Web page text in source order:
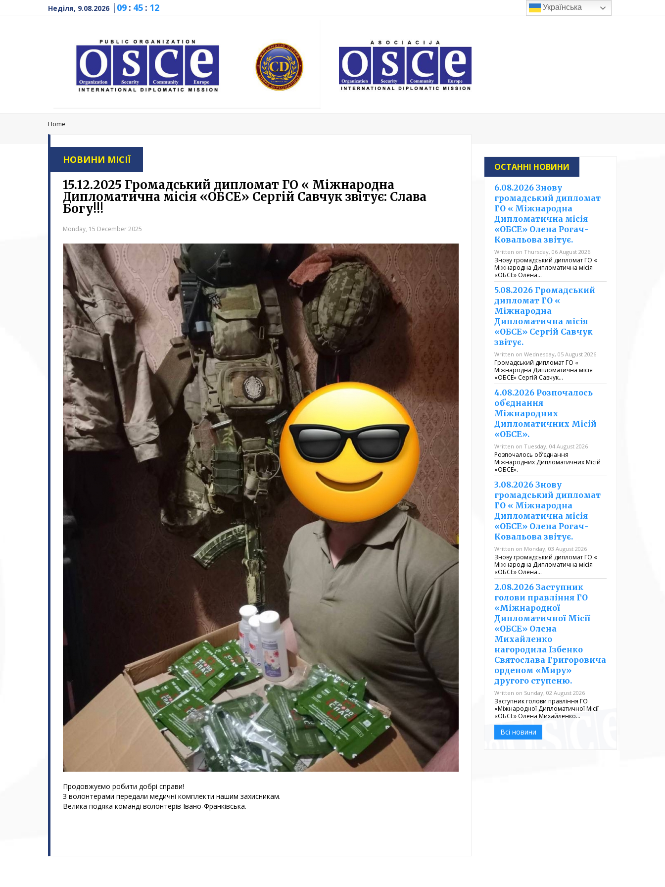
Неділя, 9.08.2026 09 : 45 : 13 Українська
Home
НОВИНИ МІСІЇ
15.12.2025 Громадський дипломат ГО « Міжнародна
Дипломатична місія «ОБСЕ» Сергій Савчук звітує: Слава
Богу!!!
Monday, 15 December 2025
Продовжуємо робити добрі справи!
З волонтерами передали медичні комплекти нашим захисникам.
Велика подяка команді волонтерів Івано-Франківська.
ОСТАННІ НОВИНИ
6.08.2026 Знову
громадський дипломат
ГО « Міжнародна
Дипломатична місія
«ОБСЕ» Олена Рогач-
Ковальова звітує.
Written on Thursday, 06 August 2026
Знову громадський дипломат ГО «
Міжнародна Дипломатична місія
«ОБСЕ» Олена…
5.08.2026 Громадський
дипломат ГО «
Міжнародна
Дипломатична місія
«ОБСЕ» Сергій Савчук
звітує.
Written on Wednesday, 05 August 2026
Громадський дипломат ГО «
Міжнародна Дипломатична місія
«ОБСЕ» Сергій Савчук…
4.08.2026 Розпочалось
обʼєднання
Міжнародних
Дипломатичних Місій
«ОБСЕ».
Written on Tuesday, 04 August 2026
Розпочалось обʼєднання
Міжнародних Дипломатичних Місій
«ОБСЕ».
3.08.2026 Знову
громадський дипломат
ГО « Міжнародна
Дипломатична місія
«ОБСЕ» Олена Рогач-
Ковальова звітує.
Written on Monday, 03 August 2026
Знову громадський дипломат ГО «
Міжнародна Дипломатична місія
«ОБСЕ» Олена…
2.08.2026 Заступник
голови правління ГО
«Міжнародної
Дипломатичної Місії
«ОБСЕ» Олена
Михайленко
нагородила Ізбенко
Святослава Григоровича
орденом «Миру»
другого ступеню.
Written on Sunday, 02 August 2026
Заступник голови правління ГО
«Міжнародної Дипломатичної Місії
«ОБСЕ» Олена Михайленко…
Всі новини